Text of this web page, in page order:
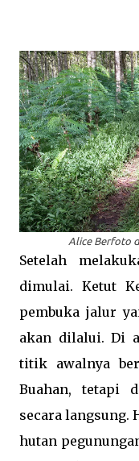
Alice Berfoto
Setelah
dimulai. Ketut
pembuka jalur
akan dilalui. Di
titik awalnya
Buahan, tetapi
secara langsung.
hutan